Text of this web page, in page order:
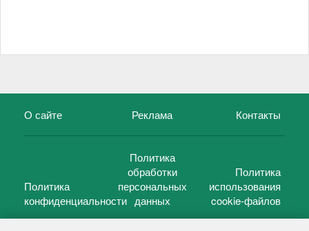
О сайте Реклама Контакты
Политика
конфиденциальности
Политика
обработки
персональных
данных
Политика
использования
cookie-файлов